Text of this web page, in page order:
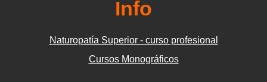
Info
Naturopatía Superior - curso profesional
Cursos Monográficos